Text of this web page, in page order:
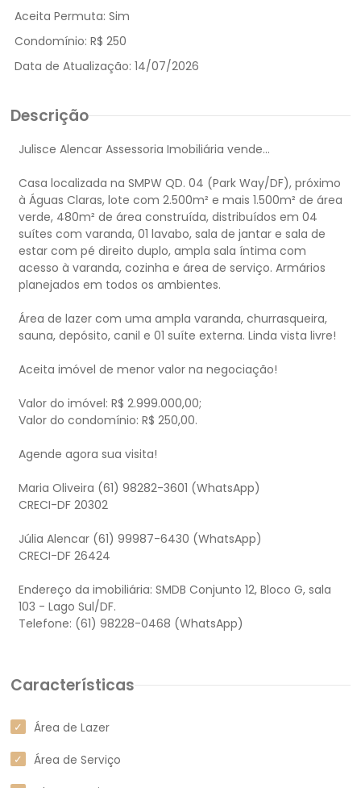
Aceita Permuta: Sim
Condomínio: R$ 250
Data de Atualização: 14/07/2026
Descrição
Julisce Alencar Assessoria Imobiliária vende...
Casa localizada na SMPW QD. 04 (Park Way/DF), próximo
à Águas Claras, lote com 2.500m² e mais 1.500m² de área
verde, 480m² de área construída, distribuídos em 04
suítes com varanda, 01 lavabo, sala de jantar e sala de
estar com pé direito duplo, ampla sala íntima com
acesso à varanda, cozinha e área de serviço. Armários
planejados em todos os ambientes.
Área de lazer com uma ampla varanda, churrasqueira,
sauna, depósito, canil e 01 suíte externa. Linda vista livre!
Aceita imóvel de menor valor na negociação!
Valor do imóvel: R$ 2.999.000,00;
Valor do condomínio: R$ 250,00.
Agende agora sua visita!
Maria Oliveira (61) 98282-3601 (WhatsApp)
CRECI-DF 20302
Júlia Alencar (61) 99987-6430 (WhatsApp)
CRECI-DF 26424
Endereço da imobiliária: SMDB Conjunto 12, Bloco G, sala
103 - Lago Sul/DF.
Características
Área de Lazer
Área de Serviço